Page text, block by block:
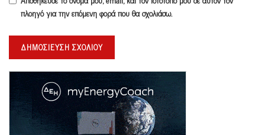
πλοηγό για την επόμενη φορά που θα σχολιάσω.